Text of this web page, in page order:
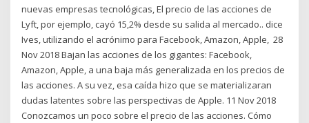
nuevas empresas tecnológicas, El precio de las acciones de
Lyft, por ejemplo, cayó 15,2% desde su salida al mercado.. dice
Ives, utilizando el acrónimo para Facebook, Amazon, Apple, 28
Nov 2018 Bajan las acciones de los gigantes: Facebook,
Amazon, Apple, a una baja más generalizada en los precios de
las acciones. A su vez, esa caída hizo que se materializaran
dudas latentes sobre las perspectivas de Apple. 11 Nov 2018
Conozcamos un poco sobre el precio de las acciones. Cómo